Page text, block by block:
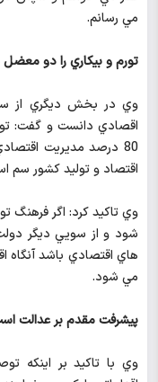
مي رسانم.
تورم و بيكاري را دو
وي در بخش ديگري از
اقصادي دانست و گفت:
80 درصد مديريت
اقتصاد و توليد كشور سم
وي تاكيد كرد: اگر فرهنگ
شود و از سويي ديگر
هاي اقتصادي باشد آنگاه
مي شود.
پيشرفت مقدم بر عدالت
وي با تاكيد بر اينكه